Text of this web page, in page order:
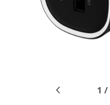
1 /